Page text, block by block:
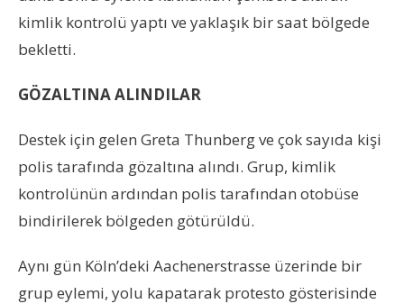
kimlik kontrolü yaptı ve yaklaşık bir saat bölgede
bekletti.
GÖZALTINA ALINDILAR
Destek için gelen Greta Thunberg ve çok sayıda kişi
polis tarafında gözaltına alındı. Grup, kimlik
kontrolünün ardından polis tarafından otobüse
bindirilerek bölgeden götürüldü.
Aynı gün Köln’deki Aachenerstrasse üzerinde bir
grup eylemi, yolu kapatarak protesto gösterisinde